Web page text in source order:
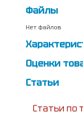
Файлы
Нет файлов
Оценки
Статьи
Статьи по